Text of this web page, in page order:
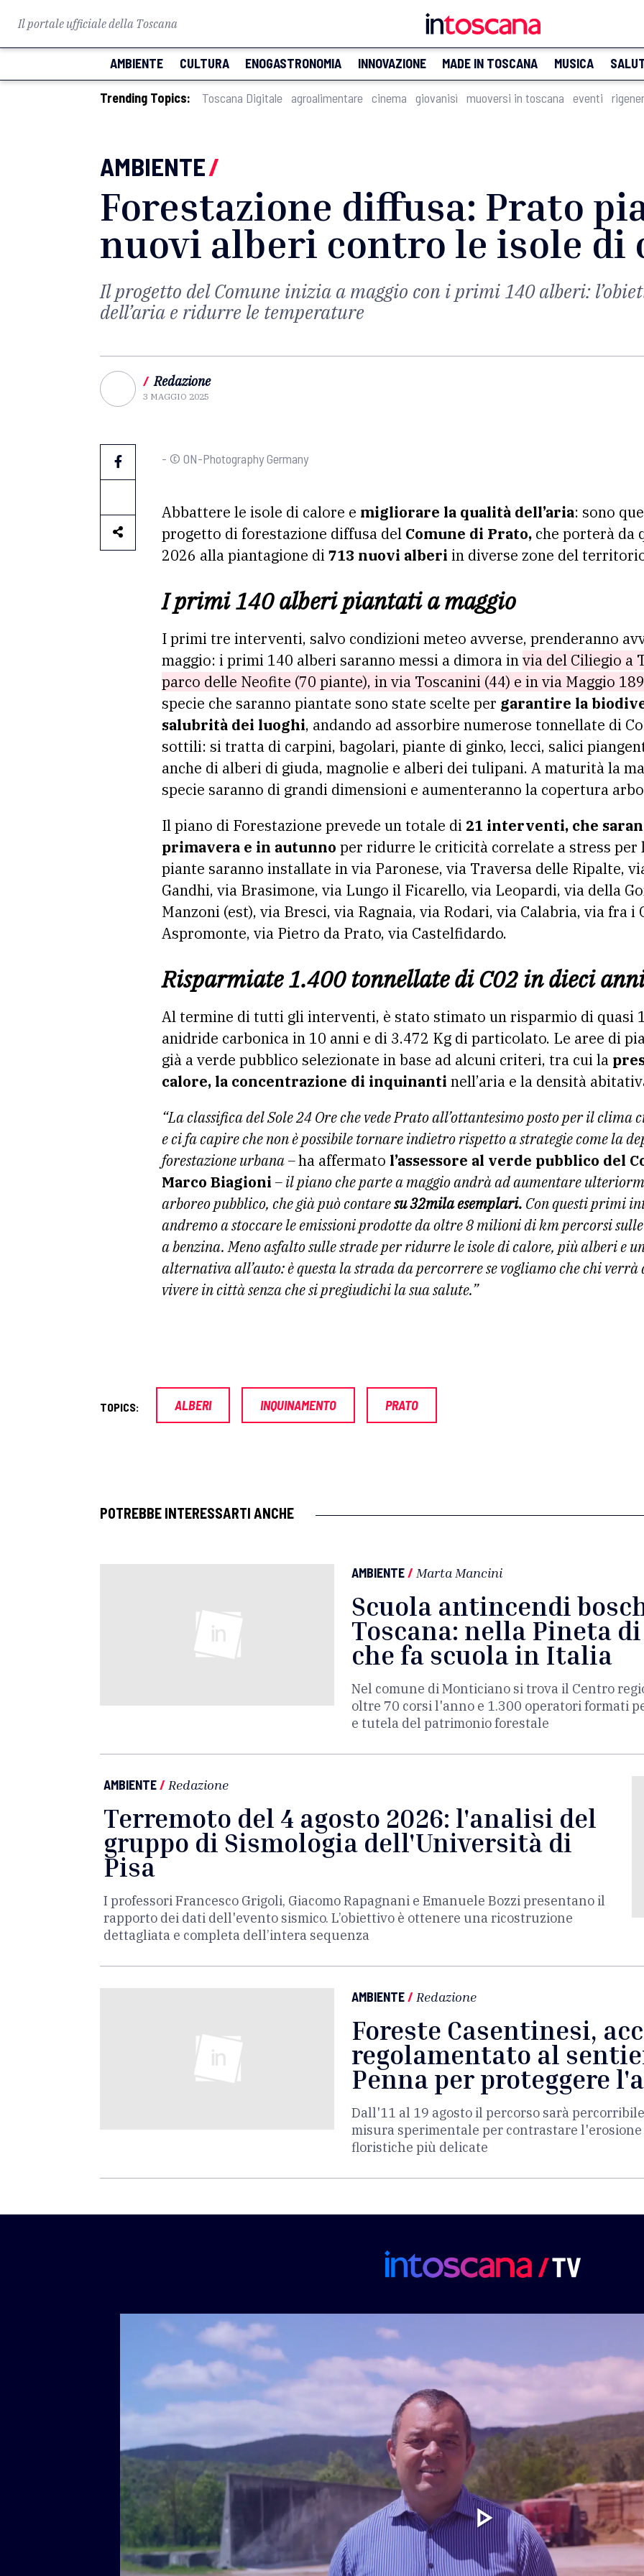
Il portale ufficiale della Toscana
AMBIENTE CULTURA ENOGASTRONOMIA INNOVAZIONE MADE IN TOSCANA MUSICA
Trending Topics: Toscana Digitale agroalimentare cinema giovanisì muoversi in toscana eventi
AMBIENTE/
Forestazione diffusa: Prato
nuovi alberi contro le isole di
Il progetto del Comune inizia a maggio con i primi 140 alberi:
dell’aria e ridurre le temperature
/ Redazione
3 MAGGIO 2025
- © ON-Photography Germany
Abbattere le isole di calore e migliorare la qualità dell’aria: sono
progetto di forestazione diffusa del Comune di Prato, che porterà da
2026 alla piantagione di 713 nuovi alberi in diverse zone del
I primi 140 alberi piantati a maggio
I primi tre interventi, salvo condizioni meteo avverse, prenderanno
maggio: i primi 140 alberi saranno messi a dimora invia del Ciliegio a
parco delle Neofite (70 piante), in via Toscanini (44) e in via Maggio
specie che saranno piantate sono state scelte per garantire la
salubrità dei luoghi, andando ad assorbire numerose tonnellate di
sottili: si tratta di carpini, bagolari, piante di ginko, lecci, salici
anche di alberi di giuda, magnolie e alberi dei tulipani. A maturità la
specie saranno di grandi dimensioni e aumenteranno la copertura
Il piano di Forestazione prevede un totale di 21 interventi, che
primavera e in autunno per ridurre le criticità correlate a stress per
piante saranno installate in via Paronese, via Traversa delle Ripalte,
Gandhi, via Brasimone, via Lungo il Ficarello, via Leopardi, via della
Manzoni (est), via Bresci, via Ragnaia, via Rodari, via Calabria, via fra i
Aspromonte, via Pietro da Prato, via Castelfidardo.
Risparmiate 1.400 tonnellate di C02 in dieci
Al termine di tutti gli interventi, è stato stimato un risparmio di quasi
anidride carbonica in 10 anni e di 3.472 Kg di particolato. Le aree di
già a verde pubblico selezionate in base ad alcuni criteri, tra cui la
calore, la concentrazione di inquinanti nell’aria e la densità
“La classifica del Sole 24 Ore che vede Prato all’ottantesimo posto per il clima
e ci fa capire che non è possibile tornare indietro rispetto a strategie come la
forestazione urbana –ha affermato l’assessore al verde pubblico del
Marco Biagioni – il piano che parte a maggio andrà ad aumentare
arboreo pubblico, che già può contaresu 32mila esemplari. Con questi primi
andremo a stoccare le emissioni prodotte da oltre 8 milioni di km percorsi
a benzina. Meno asfalto sulle strade per ridurre le isole di calore, più alberi e
alternativa all’auto: è questa la strada da percorrere se vogliamo che chi
vivere in città senza che si pregiudichi la sua salute.”
TOPICS: ALBERI INQUINAMENTO PRATO
POTREBBE INTERESSARTI ANCHE
AMBIENTE/ Marta Mancini
Scuola antincendi
Toscana: nella Pineta
che fa scuola in Italia
Nel comune di Monticiano si trova il Centro
oltre 70 corsi l'anno e 1.300 operatori formati
e tutela del patrimonio forestale
AMBIENTE/ Redazione
Terremoto del 4 agosto 2026: l'analisi del
gruppo di Sismologia dell'Università di
Pisa
I professori Francesco Grigoli, Giacomo Rapagnani e Emanuele Bozzi presentano il
rapporto dei dati dell'evento sismico. L’obiettivo è ottenere una ricostruzione
dettagliata e completa dell’intera sequenza
AMBIENTE/ Redazione
Foreste Casentinesi,
regolamentato al
Penna per proteggere
Dall'11 al 19 agosto il percorso sarà
misura sperimentale per contrastare l'erosione
floristiche più delicate